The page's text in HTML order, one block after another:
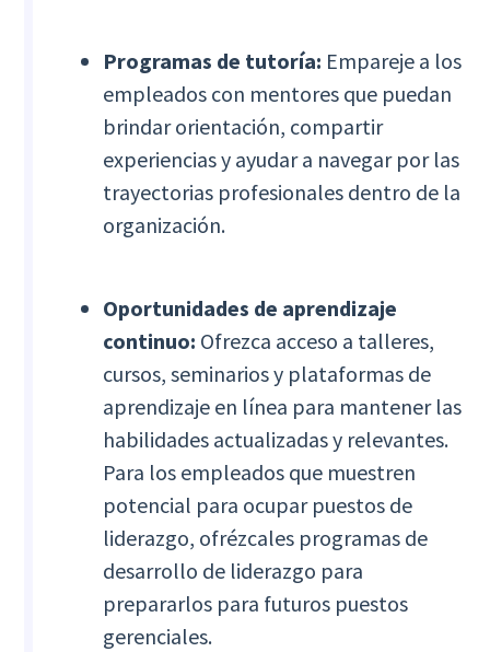
Programas de tutoría: Empareje a los
empleados con mentores que puedan
brindar orientación, compartir
experiencias y ayudar a navegar por las
trayectorias profesionales dentro de la
organización.
Oportunidades de aprendizaje
continuo: Ofrezca acceso a talleres,
cursos, seminarios y plataformas de
aprendizaje en línea para mantener las
habilidades actualizadas y relevantes.
Para los empleados que muestren
potencial para ocupar puestos de
liderazgo, ofrézcales programas de
desarrollo de liderazgo para
prepararlos para futuros puestos
gerenciales.